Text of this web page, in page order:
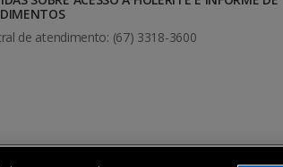
de atendimento: (67) 3318-3600